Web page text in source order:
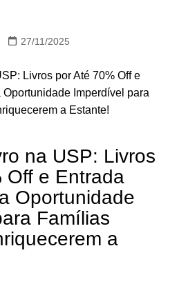
27/11/2025
na USP: Livros
Off e Entrada
Oportunidade
Famílias
a